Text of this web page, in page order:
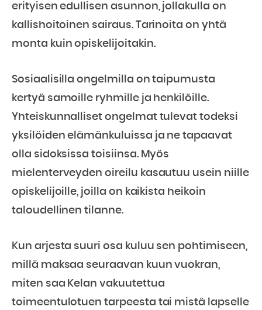
erityisen edullisen asunnon, jollakulla on
kallishoitoinen sairaus. Tarinoita on yhtä
monta kuin opiskelijoitakin.
Sosiaalisilla ongelmilla on taipumusta
kertyä samoille ryhmille ja henkilöille.
Yhteiskunnalliset ongelmat tulevat todeksi
yksilöiden elämänkuluissa ja ne tapaavat
olla sidoksissa toisiinsa. Myös
mielenterveyden oireilu kasautuu usein niille
opiskelijoille, joilla on kaikista heikoin
taloudellinen tilanne.
Kun arjesta suuri osa kuluu sen pohtimiseen,
millä maksaa seuraavan kuun vuokran,
miten saa Kelan vakuutettua
toimeentulotuen tarpeesta tai mistä lapselle